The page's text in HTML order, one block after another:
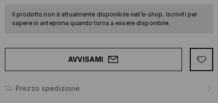
Il prodotto non è attualmente disponibile nell’e-shop. Iscriviti per
sapere in anteprima quando torna a essere disponibile.
AVVISAMI
Prezzo spedizione